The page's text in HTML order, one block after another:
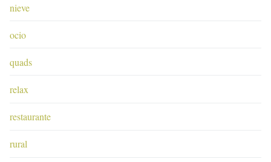
nieve
ocio
quads
relax
restaurante
rural